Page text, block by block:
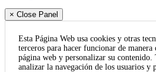
× Close Panel
Esta Página Web usa cookies y otras
terceros para hacer funcionar de manera
página web y personalizar su contenido.
analizar la navegación de los usuarios y